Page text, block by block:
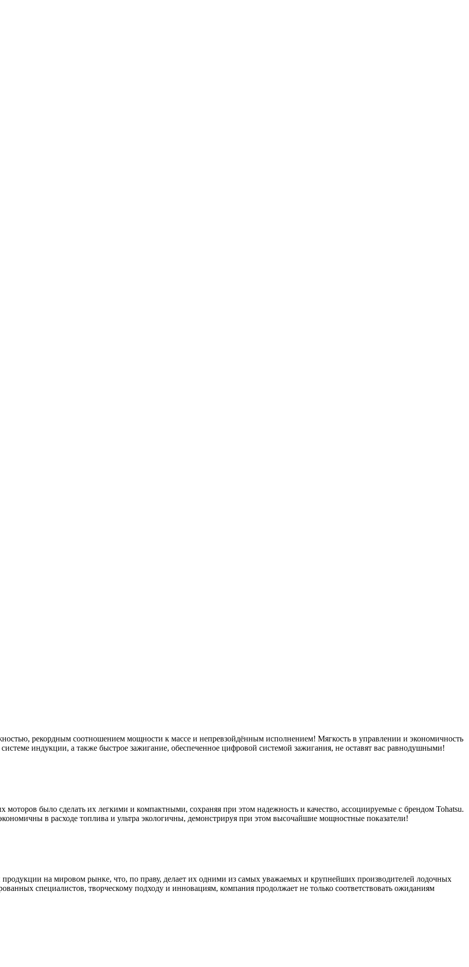
рекордным соотношением мощности к массе и непревзойдённым исполнением! Мягкость в управлении и экономичность
системе индукции, а также быстрое зажигание, обеспеченное цифровой системой зажигания, не оставят вас равнодушными!
моторов было сделать их легкими и компактными, сохраняя при этом надежность и качество, ассоциируемые с брендом Tohatsu.
в расходе топлива и ультра экологичны, демонстрируя при этом высочайшие мощностные показатели!
продукции на мировом рынке, что, по праву, делает их одними из самых уважаемых и крупнейших производителей лодочных
специалистов, творческому подходу и инновациям, компания продолжает не только соответствовать ожиданиям